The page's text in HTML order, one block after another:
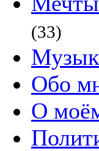
(33)
Обо
О